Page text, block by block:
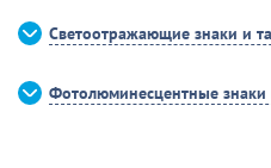
Светоотражающие знаки и
Фотолюминесцентные знаки